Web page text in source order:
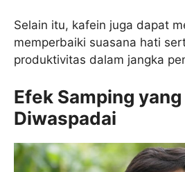
Selain itu, kafein juga dapat
memperbaiki suasana hati
produktivitas dalam jangka
Efek Samping
Diwaspadai